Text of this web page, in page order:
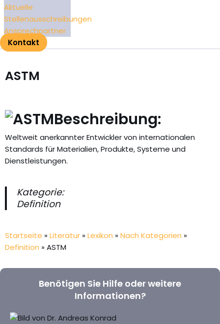
Aktuelle
Stellenausschreibungen
Ansprechpartner
Kontakt
ASTM
Beschreibung:
Weltweit anerkannter Entwickler von internationalen
Standards für Materialien, Produkte, Systeme und
Dienstleistungen.
Kategorie:
Definition
Startseite » Literatur » Lexikon » Nach Kategorien »
Definition » ASTM
Benötigen Sie Hilfe oder weitere
Informationen?